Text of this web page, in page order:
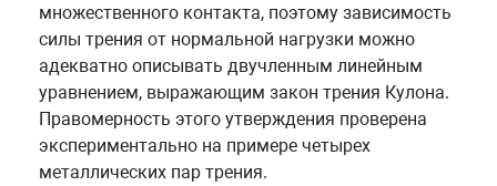
множественного контакта, поэтому зависимость
силы трения от нормальной нагрузки можно
адекватно описывать двучленным линейным
уравнением, выражающим закон трения Кулона.
Правомерность этого утверждения проверена
экспериментально на примере четырех
металлических пар трения.